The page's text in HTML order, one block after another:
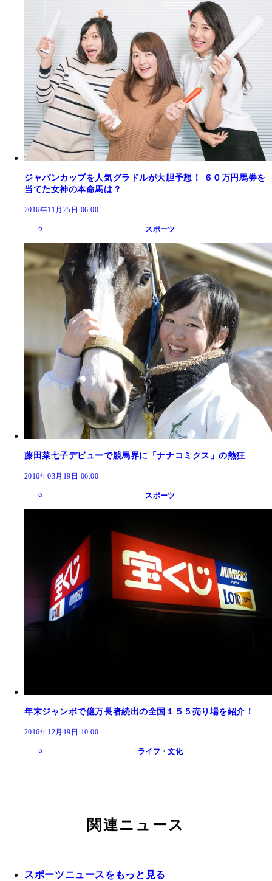
ジャパンカップを人気グラドルが大胆予想！ ６０万円馬券を
当てた女神の本命馬は？
2016年11月25日 06:00
スポーツ
藤田菜七子デビューで競馬界に「ナナコミクス」の熱狂
2016年03月19日 06:00
スポーツ
年末ジャンボで億万長者続出の全国１５５売り場を紹介！
2016年12月19日 10:00
ライフ・文化
関連ニュース
スポーツニュースをもっと見る